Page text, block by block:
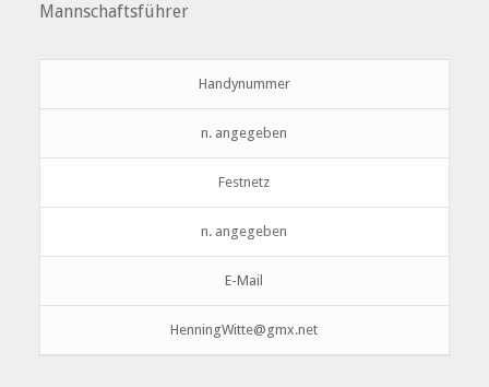
Mannschaftsführer
Handynummer
n. angegeben
Festnetz
n. angegeben
E-Mail
HenningWitte@gmx.net